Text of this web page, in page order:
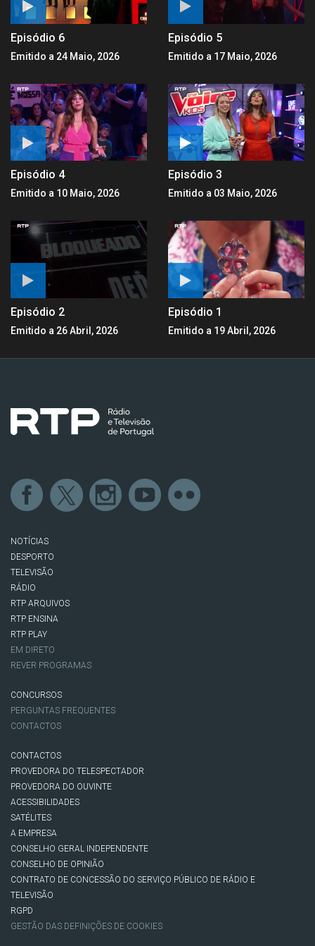
Episódio 6
Emitido a 24 Maio, 2026
Episódio 5
Emitido a 17 Maio, 2026
Episódio 4
Emitido a 10 Maio, 2026
Episódio 3
Emitido a 03 Maio, 2026
Episódio 2
Emitido a 26 Abril, 2026
Episódio 1
Emitido a 19 Abril, 2026
NOTÍCIAS
DESPORTO
TELEVISÃO
RÁDIO
RTP ARQUIVOS
RTP ENSINA
RTP PLAY
EM DIRETO
REVER PROGRAMAS
CONCURSOS
PERGUNTAS FREQUENTES
CONTACTOS
CONTACTOS
PROVEDORA DO TELESPECTADOR
PROVEDORA DO OUVINTE
ACESSIBILIDADES
SATÉLITES
A EMPRESA
CONSELHO GERAL INDEPENDENTE
CONSELHO DE OPINIÃO
CONTRATO DE CONCESSÃO DO SERVIÇO PÚBLICO DE RÁDIO E
TELEVISÃO
RGPD
GESTÃO DAS DEFINIÇÕES DE COOKIES